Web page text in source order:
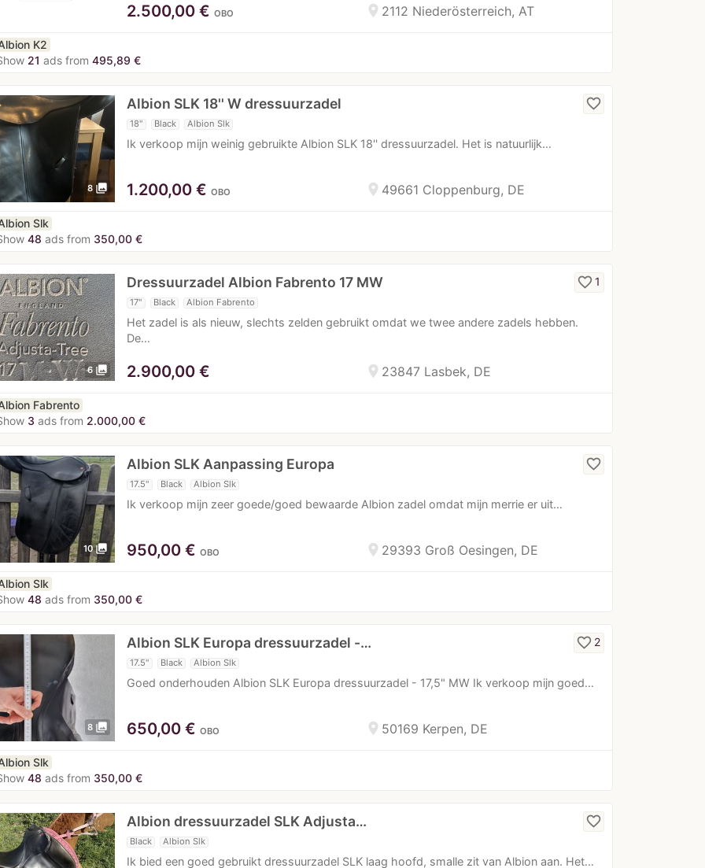
location_on 2112 Niederösterreich, AT
2.500,00 € OBO
K2
21 ads from 495,89 €
8 photo_library
Albion SLK 18'' W dressuurzadel
18" Black Albion Slk
Ik verkoop mijn weinig gebruikte Albion SLK 18'' dressuurzadel. Het is natuurlijk…
favorite_border
location_on 49661 Cloppenburg, DE
1.200,00 € OBO
Slk
48 ads from 350,00 €
6 photo_library
Dressuurzadel Albion Fabrento 17 MW
17" Black Albion Fabrento
Het zadel is als nieuw, slechts zelden gebruikt omdat we twee andere zadels hebben.
De…
favorite_border1
location_on 23847 Lasbek, DE
2.900,00 €
Fabrento
3 ads from 2.000,00 €
10 photo_library
Albion SLK Aanpassing Europa
17.5" Black Albion Slk
Ik verkoop mijn zeer goede/goed bewaarde Albion zadel omdat mijn merrie er uit…
favorite_border
location_on 29393 Groß Oesingen, DE
950,00 € OBO
Slk
48 ads from 350,00 €
8 photo_library
Albion SLK Europa dressuurzadel -…
17.5" Black Albion Slk
Goed onderhouden Albion SLK Europa dressuurzadel - 17,5" MW Ik verkoop mijn goed…
favorite_border 2
location_on 50169 Kerpen, DE
650,00 € OBO
Slk
48 ads from 350,00 €
Albion dressuurzadel SLK Adjusta…
Black Albion Slk
Ik bied een goed gebruikt dressuurzadel SLK laag hoofd, smalle zit van Albion aan. Het…
favorite_border